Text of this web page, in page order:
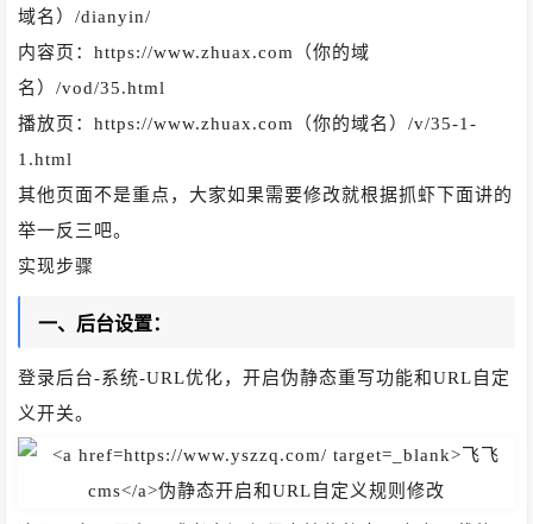
域名）/dianyin/
内容页：https://www.zhuax.com（你的域
名）/vod/35.html
播放页：https://www.zhuax.com（你的域名）/v/35-1-
1.html
其他页面不是重点，大家如果需要修改就根据抓虾下面讲的
举一反三吧。
实现步骤
一、后台设置：
登录后台-系统-URL优化，开启伪静态重写功能和URL自定
义开关。